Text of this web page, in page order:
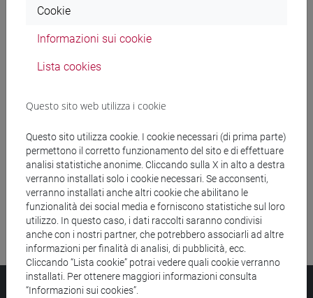
Ricerca insegnamenti
Ricerca pubblicazioni
Ricerca risorse bibliografiche
Università Ca’ Foscari
Cookie
Informazioni sui cookie
Lista cookies
Questo sito web utilizza i cookie
Questo sito utilizza cookie. I cookie necessari (di prima parte)
permettono il corretto funzionamento del sito e di effettuare
analisi statistiche anonime. Cliccando sulla X in alto a destra
verranno installati solo i cookie necessari. Se acconsenti,
verranno installati anche altri cookie che abilitano le
funzionalità dei social media e forniscono statistiche sul loro
utilizzo. In questo caso, i dati raccolti saranno condivisi
anche con i nostri partner, che potrebbero associarli ad altre
informazioni per finalità di analisi, di pubblicità, ecc.
Cliccando “Lista cookie” potrai vedere quali cookie verranno
installati. Per ottenere maggiori informazioni consulta
“Informazioni sui cookies”.